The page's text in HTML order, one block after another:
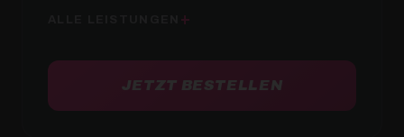
JETZT BESTELLEN